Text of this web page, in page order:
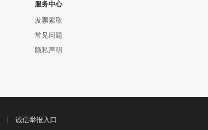
服务中心
发票索取
常见问题
隐私声明
诚信举报入口